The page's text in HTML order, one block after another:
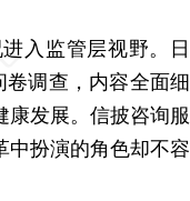
入监管层视野。日
卷调查，内容全面细
康发展。信披咨询服
中扮演的角色却不容